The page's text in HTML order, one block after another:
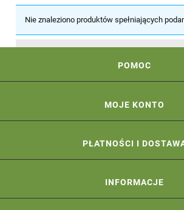
Nie znaleziono produktów spełniających
POMOC
MOJE KONTO
PŁATNOŚCI I
INFORMACJE